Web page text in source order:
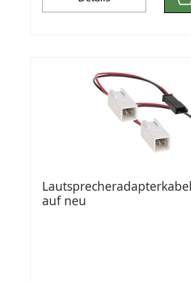
auf neu